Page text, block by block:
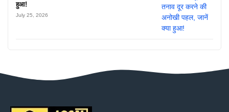
हुआ!
July 25, 2026